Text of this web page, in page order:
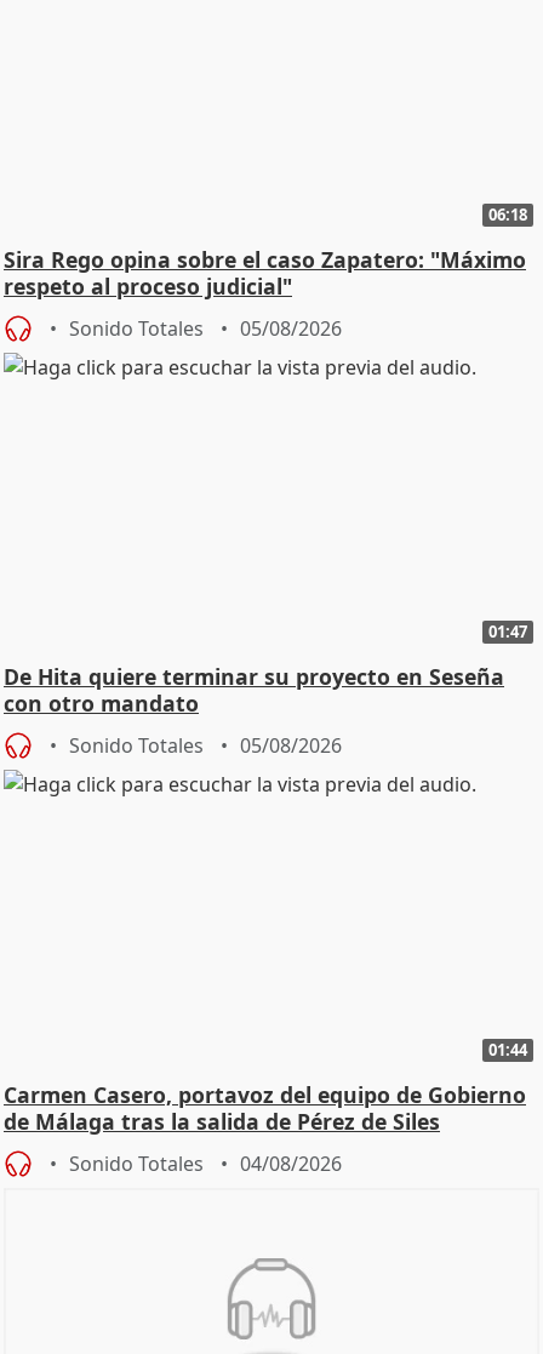
06:18
Sira Rego opina sobre el caso Zapatero: "Máximo
respeto al proceso judicial"
Sonido Totales 05/08/2026
01:47
De Hita quiere terminar su proyecto en Seseña
con otro mandato
Sonido Totales 05/08/2026
01:44
Carmen Casero, portavoz del equipo de Gobierno
de Málaga tras la salida de Pérez de Siles
Sonido Totales 04/08/2026